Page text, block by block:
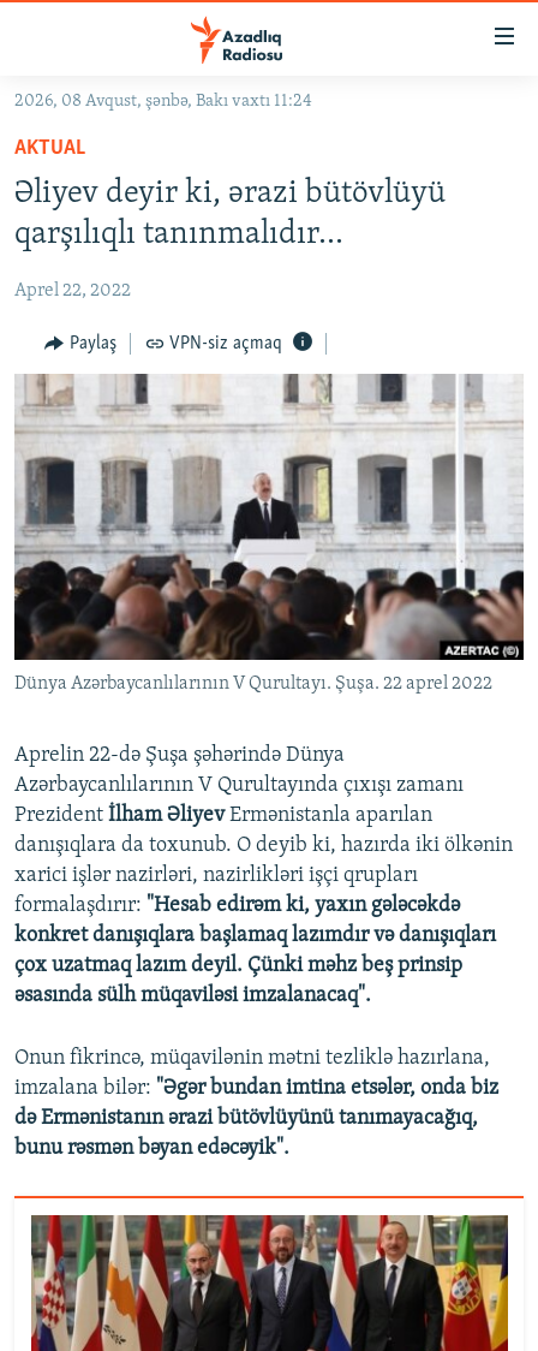
Əsas
qayıt
Əsas
naviqasiyaya
qayıt
Axtarışa
keç
#İZAHLA
KORRUPSIOMETR
#ƏSLINDƏ
FƏRQƏ BAX
QANUNI DOĞRU
ARAŞDIRMA
MULTIMEDIA
VIDEO
FOTOQALEREYA
İNFOQRAFIKA
KARIKATURA
RADIO ARXIV
OXU ZALI
AZƏRBAYCAN ƏDƏBIYYATI KITABXANASI
İSLAM VƏ DEMOKRATIYA
İZ - MƏDƏNIYYƏT PROQRAMI
HAQQIMIZDA
MISSIYAMIZ
PEŞƏ ETIKASI VƏ JURNALISTIKA STANDARTLARIMIZ
MATERIALLARIMIZDAN ISTIFADƏ
AZADLIQRADIOSU MOBIL TELEFONUNUZDA
XƏBƏR BÜLLETENLƏRIMIZ
BIZI IZLƏ
RFE/RL-in bütün saytları
2026, 08 Avqust, şənbə, Bakı vaxtı 11:24
AKTUAL
Əliyev deyir ki, ərazi bütövlüyü
qarşılıqlı tanınmalıdır…
Aprel 22, 2022
Paylaş VPN-siz açmaq
Dünya Azərbaycanlılarının V Qurultayı. Şuşa. 22 aprel 2022
Aprelin 22-də Şuşa şəhərində Dünya
Azərbaycanlılarının V Qurultayında çıxışı zamanı
Prezident İlham ƏliyevErmənistanla aparılan
danışıqlara da toxunub. O deyib ki, hazırda iki ölkənin
xarici işlər nazirləri, nazirlikləri işçi qrupları
formalaşdırır: "Hesab edirəm ki, yaxın gələcəkdə
konkret danışıqlara başlamaq lazımdır və danışıqları
çox uzatmaq lazım deyil. Çünki məhz beş prinsip
əsasında sülh müqaviləsi imzalanacaq".
Onun fikrincə, müqavilənin mətni tezliklə hazırlana,
imzalana bilər: "Əgər bundan imtina etsələr, onda biz
də Ermənistanın ərazi bütövlüyünü tanımayacağıq,
bunu rəsmən bəyan edəcəyik".